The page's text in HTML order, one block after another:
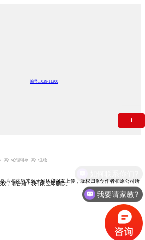
编号:T029-11200
高中心理辅导 高中生物
1
片和内容来源于网络和网友上传，版权归原创作者和原公司所
，请告知！我们将立即删除。
我要请家教?